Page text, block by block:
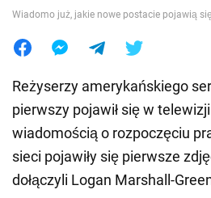
Wiadomo już, jakie nowe postacie pojawią
Reżyserzy amerykańskiego
pierwszy pojawił się w
wiadomością o rozpoczęciu
sieci pojawiły się pierwsze
dołączyli Logan Marshall-